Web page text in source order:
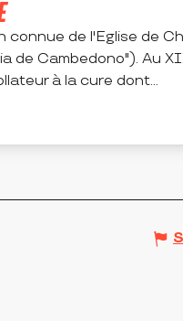
connue de l'Eglise de
de Cambedono"). Au
à la cure dont...